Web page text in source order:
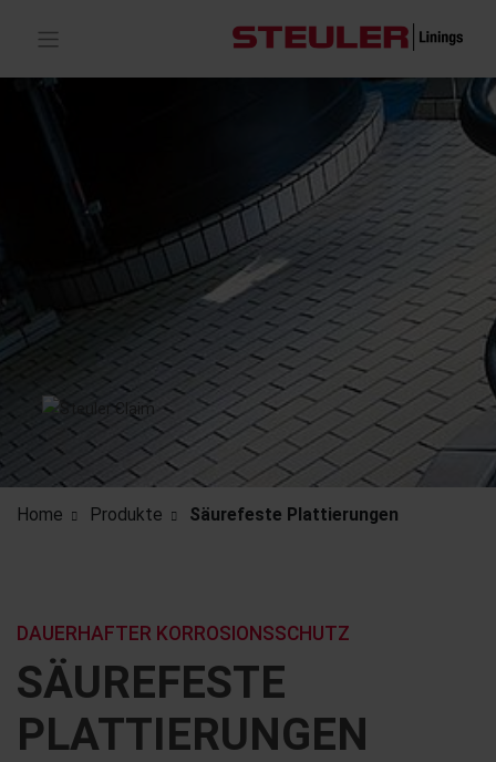
Home Produkte Säurefeste Plattierungen
SÄUREFESTE
PLATTIE­RUNGEN
DAUERHAFTER KORROSIONSSCHUTZ